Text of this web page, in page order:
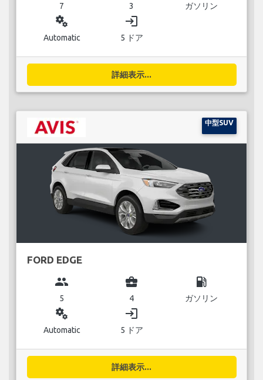
7 3 ガソリン
miscellaneous_services
Automatic
login
5 ドア
詳細表示...
中型SUV
FORD EDGE
group
5
business_center
4
local_gas_station
ガソリン
miscellaneous_services
Automatic
login
5 ドア
詳細表示...